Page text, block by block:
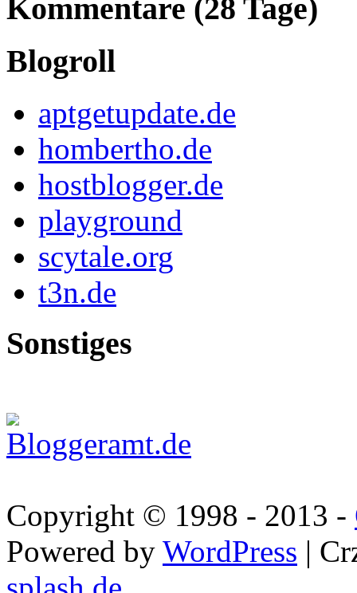
Kommentare (28 Tage)
Blogroll
aptgetupdate.de
hombertho.de
hostblogger.de
playground
scytale.org
t3n.de
Sonstiges
Copyright © 1998 - 2013 -
Powered by WordPress |